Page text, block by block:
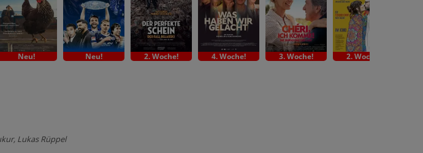
Neu! Neu! 2. Woche! 4. Woche! 3. Woche! 2. Woche!
Lukas Rüppel